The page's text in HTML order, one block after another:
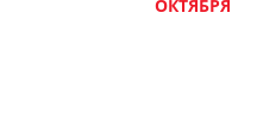
ОКТЯБРЯ